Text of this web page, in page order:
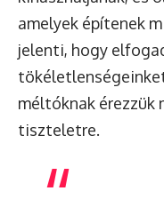
amelyek építenek
jelenti, hogy
méltóknak érezzük
tiszteletre.